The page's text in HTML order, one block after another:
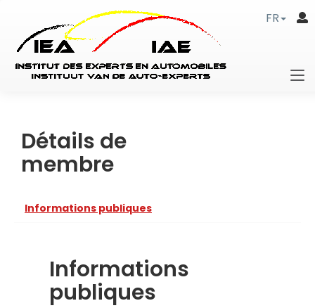
FR
Détails de
membre
Informations publiques
Informations
publiques